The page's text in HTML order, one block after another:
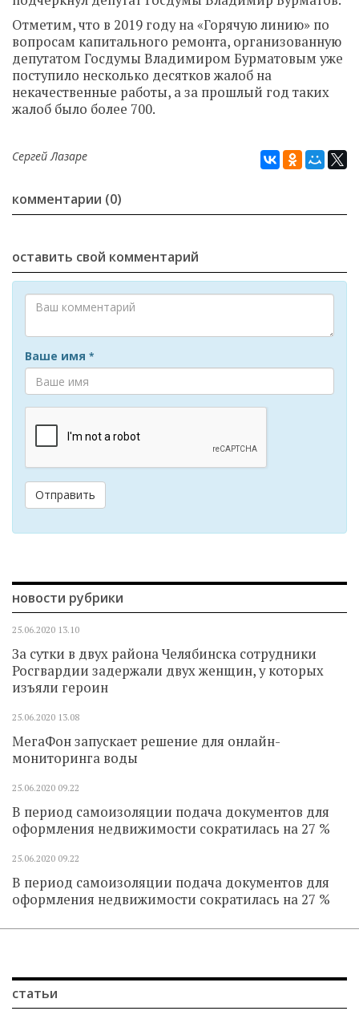
Отметим, что в 2019 году на «Горячую линию» по
вопросам капитального ремонта, организованную
депутатом Госдумы Владимиром Бурматовым уже
поступило несколько десятков жалоб на
некачественные работы, а за прошлый год таких
жалоб было более 700.
Сергей Лазаре
комментарии (0)
оставить свой комментарий
Ваше имя *
Отправить
новости рубрики
25.06.2020 13.10
За сутки в двух района Челябинска сотрудники
Росгвардии задержали двух женщин, у которых
изъяли героин
25.06.2020 13.08
МегаФон запускает решение для онлайн-
мониторинга воды
25.06.2020 09.22
В период самоизоляции подача документов для
оформления недвижимости сократилась на 27 %
25.06.2020 09.22
В период самоизоляции подача документов для
оформления недвижимости сократилась на 27 %
статьи